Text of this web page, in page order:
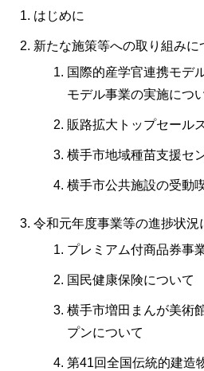
はじめに
新たな施策等への取り組みに
国際的産学官連携モデ
モデル事業の実施につ
販路拡大トップセール
横手市地域種苗支援セ
横手市公共施設の受動
令和元年度事業等の進捗状況
プレミアム付商品券事
国民健康保険について
横手市増田まんが美術
プンについて
第41回全国伝統的建造